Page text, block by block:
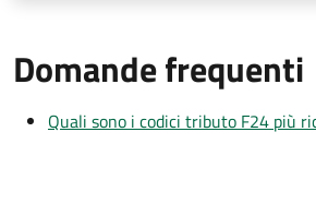
Domande frequenti
Quali sono i codici tributo F24 più